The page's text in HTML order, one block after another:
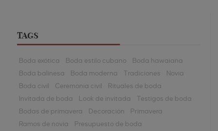
TAGS
Boda exótica Boda estilo cubano
Boda hawaiana
Boda balinesa
Boda moderna Tradiciones
Novia
Boda civil
Ceremonia civil
Rituales de boda
Invitada de boda
Look de invitada
Testigos de boda
Bodas de primavera
Decoración
Primavera
Ramos de novia
Presupuesto de boda